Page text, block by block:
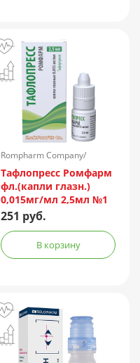
Rompharm Company/
Румыния
Тафлопресс Ромфарм
фл.(капли глазн.)
0,015мг/мл 2,5мл №1
пач.карт.
251 руб.
В корзину